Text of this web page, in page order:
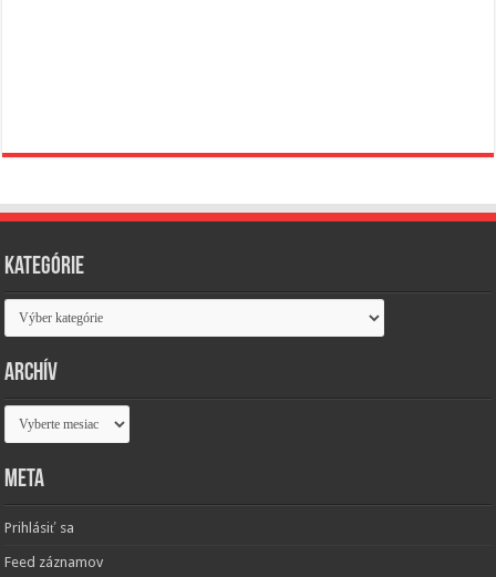
Kategórie
Kategórie
Archív
Archív
Meta
Prihlásiť sa
Feed záznamov